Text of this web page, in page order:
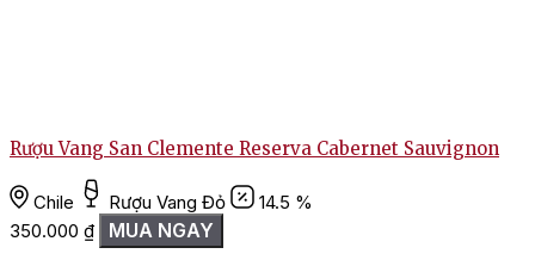
Rượu Vang San Clemente Reserva Cabernet Sauvignon
Chile Rượu Vang Đỏ
14.5 %
350.000 ₫ MUA NGAY